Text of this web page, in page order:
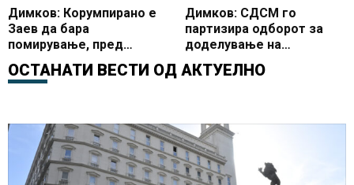
Димков: Корумпирано е
Заев да бара
помирување, пред
гласање на уставните
измени
Димков: СДСМ го
партизира одборот за
доделување на
Државната награда 8
Септември
ОСТАНАТИ ВЕСТИ ОД АКТУЕЛНО